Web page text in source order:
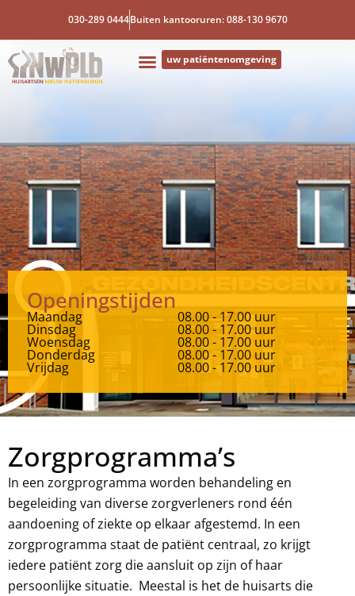
030-289 0444Buiten kantooruren: 088-130 9670
uw patiëntenomgeving
Openingstijden
Maandag 08.00 - 17.00 uur
Dinsdag 08.00 - 17.00 uur
Woensdag 08.00 - 17.00 uur
Donderdag 08.00 - 17.00 uur
Vrijdag 08.00 - 17.00 uur
Zorgprogramma’s
In een zorgprogramma worden behandeling en
begeleiding van diverse zorgverleners rond één
aandoening of ziekte op elkaar afgestemd. In een
zorgprogramma staat de patiënt centraal, zo krijgt
iedere patiënt zorg die aansluit op zijn of haar
persoonlijke situatie. Meestal is het de huisarts die